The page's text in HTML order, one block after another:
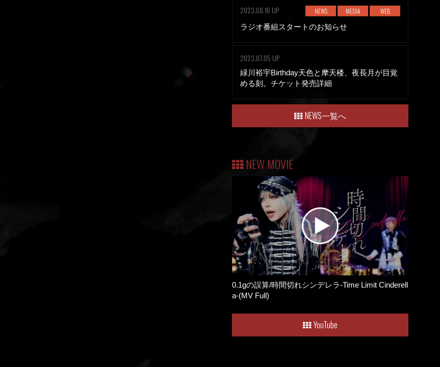
2023.08.16 UP NEWS MEDIA
WEB
ラジオ番組スタートのお知らせ
2023.07.05 UP
緑川裕宇Birthday天色と摩天楼、夜長月が目覚
める刻。チケット発売詳細
NEWS一覧へ
NEW MOVIE
0.1gの誤算/時間切れシンデレラ-Time Limit Cinderell
a-(MV Full)
YouTube